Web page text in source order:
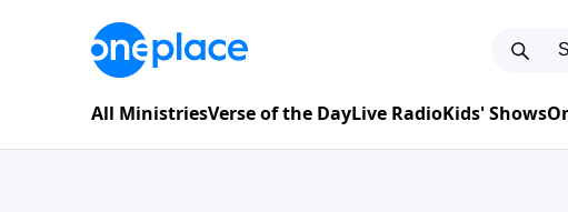
All MinistriesVerse of the DayLive RadioKids' Shows